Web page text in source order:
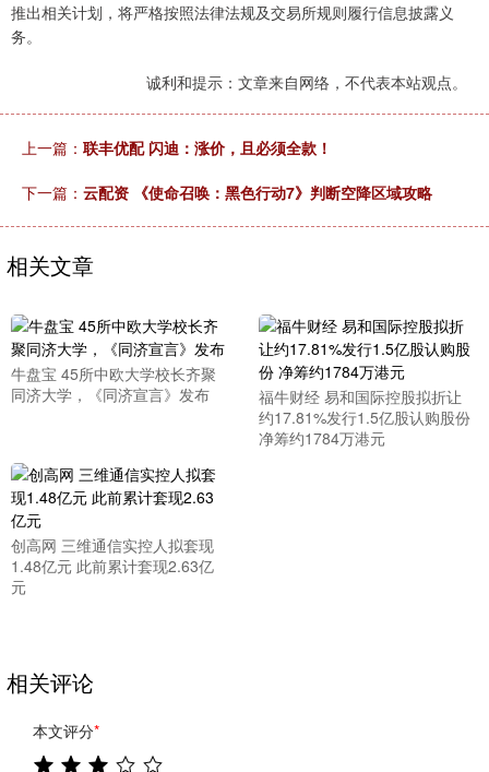
推出相关计划，将严格按照法律法规及交易所规则履行信息披露义
务。
诚利和提示：文章来自网络，不代表本站观点。
上一篇： 联丰优配 闪迪：涨价，且必须全款！
下一篇： 云配资 《使命召唤：黑色行动7》判断空降区域攻略
相关文章
牛盘宝 45所中欧大学校长齐聚
同济大学，《同济宣言》发布
福牛财经 易和国际控股拟折让
约17.81%发行1.5亿股认购股份
净筹约1784万港元
创高网 三维通信实控人拟套现
1.48亿元 此前累计套现2.63亿
元
相关评论
本文评分*